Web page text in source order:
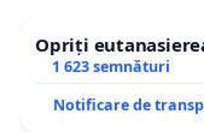
Opriți
1 623 semnături
Notificare de